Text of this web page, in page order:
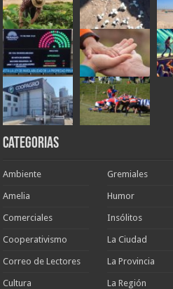
Categorias
Ambiente
Amelia
Comerciales
Cooperativismo
Correo de Lectores
Cultura
Gremiales
Humor
Insólitos
La Ciudad
La Provincia
La Región